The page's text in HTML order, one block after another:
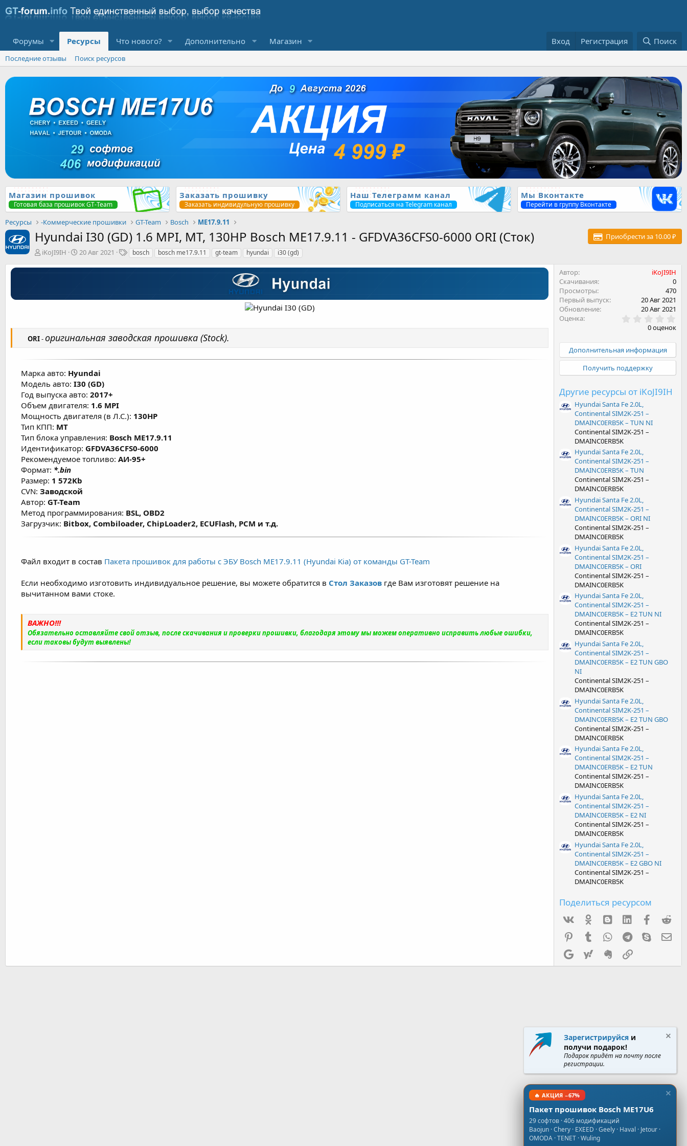
Форумы Ресурсы Что нового? Дополнительно Магазин Вход Регистрация Поиск
Последние отзывы Поиск ресурсов
Магазин прошивок
Готовая база прошивок GT-Team
Заказать прошивку
Заказать индивидульную прошивку
Наш Телеграмм канал
Подписаться на Telegram канал
Мы Вконтакте
Перейти в группу Вконтакте
Ресурсы -Коммерческие прошивки GT-Team Bosch ME17.9.11
Hyundai I30 (GD) 1.6 MPI, MT, 130HP Bosch ME17.9.11 - GFDVA36CFS0-6000 ORI (Сток)
Приобрести за 10.00 ₽
А
т
iKoJI9IH
Д
т
о
н
и
20 Авг 2021
Т
г
bosch bosch me17.9.11 gt-team hyundai i30 (gd)
ORI- оригинальная заводская прошивка (Stock).
Марка авто: Hyundai
Модель авто: I30 (GD)
Год выпуска авто: 2017+
Объем двигателя: 1.6 MPI
Мощность двигателя (в Л.С.): 130HP
Тип КПП: MT
Тип блока управления: Bosch ME17.9.11
Идентификатор: GFDVA36CFS0-6000
Рекомендуемое топливо: АИ-95+
Формат: *.bin
Размер: 1 572Kb
CVN: Заводской
Автор: GT-Team
Метод программирования: BSL, OBD2
Загрузчик: Bitbox, Combiloader, ChipLoader2, ECUFlash, PCM и т.д.
Файл входит в состав Пакета прошивок для работы с ЭБУ Bosch ME17.9.11 (Hyundai Kia) от команды GT-Team
Если необходимо изготовить индивидуальное решение, вы можете обратится в Стол Заказов где Вам изготовят решение на
вычитанном вами стоке.
ВАЖНО!!!
Обязательно оставляйте свой отзыв, после скачивания и проверки прошивки, благодаря этому мы можем оперативно исправить любые ошибки,
если таковы будут выявлены!
Автор
iKoJI9IH
Скачивания
0
Просмотры
470
Первый выпуск
20 Авг 2021
Обновление
20 Авг 2021
Оценка
.
0
0
в
ё
з
0 оценок
Дополнительная информация
Получить поддержку
Другие ресурсы от iKoJI9IH
Hyundai Santa Fe 2.0L,
Continental SIM2K-251 –
DMAINC0ERB5K – TUN NI
Continental SIM2K-251 –
DMAINC0ERB5K
Hyundai Santa Fe 2.0L,
Continental SIM2K-251 –
DMAINC0ERB5K – TUN
Continental SIM2K-251 –
DMAINC0ERB5K
Hyundai Santa Fe 2.0L,
Continental SIM2K-251 –
DMAINC0ERB5K – ORI NI
Continental SIM2K-251 –
DMAINC0ERB5K
Hyundai Santa Fe 2.0L,
Continental SIM2K-251 –
DMAINC0ERB5K – ORI
Continental SIM2K-251 –
DMAINC0ERB5K
Hyundai Santa Fe 2.0L,
Continental SIM2K-251 –
DMAINC0ERB5K – E2 TUN NI
Continental SIM2K-251 –
DMAINC0ERB5K
Hyundai Santa Fe 2.0L,
Continental SIM2K-251 –
DMAINC0ERB5K – E2 TUN GBO
NI
Continental SIM2K-251 –
DMAINC0ERB5K
Hyundai Santa Fe 2.0L,
Continental SIM2K-251 –
DMAINC0ERB5K – E2 TUN GBO
Continental SIM2K-251 –
DMAINC0ERB5K
Hyundai Santa Fe 2.0L,
Continental SIM2K-251 –
DMAINC0ERB5K – E2 TUN
Continental SIM2K-251 –
DMAINC0ERB5K
Hyundai Santa Fe 2.0L,
Continental SIM2K-251 –
DMAINC0ERB5K – E2 NI
Continental SIM2K-251 –
DMAINC0ERB5K
Hyundai Santa Fe 2.0L,
Continental SIM2K-251 –
DMAINC0ERB5K – E2 GBO NI
Continental SIM2K-251 –
DMAINC0ERB5K
Поделиться ресурсом
Ok mes_blogger
Linked InFacebook
PinterestTumblr WhatsAppTelegram
Skype
Google Yahoo Evernote
Зарегистрируйся и
получи подарок!
Подарок придёт на почту после
регистрации.
🔥 АКЦИЯ −67%
Пакет прошивок Bosch ME17U6
29 софтов · 406 модификаций
Baojun · Chery · EXEED · Geely · Haval · Jetour ·
OMODA · TENET · Wuling